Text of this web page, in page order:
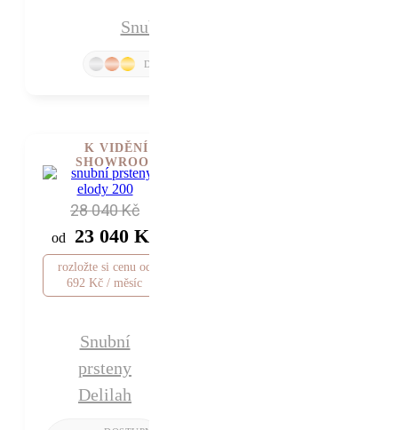
Snubní prsten Ottawa
28 040 Kč
od 23 040 Kč
rozložte si cenu od
692 Kč / měsíc
Snubní
prsteny
Delilah
K VIDĚNÍ V
SHOWROOMU